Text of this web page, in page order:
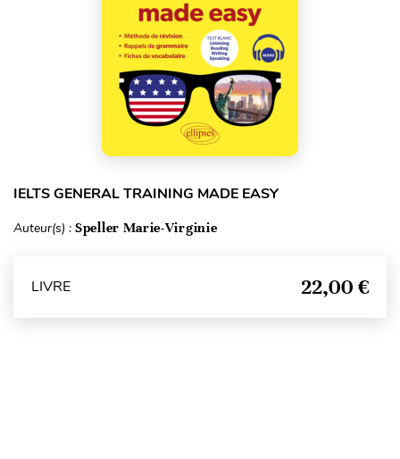
IELTS GENERAL TRAINING MADE EASY
Auteur(s) : Speller Marie-Virginie
LIVRE 22,00 €